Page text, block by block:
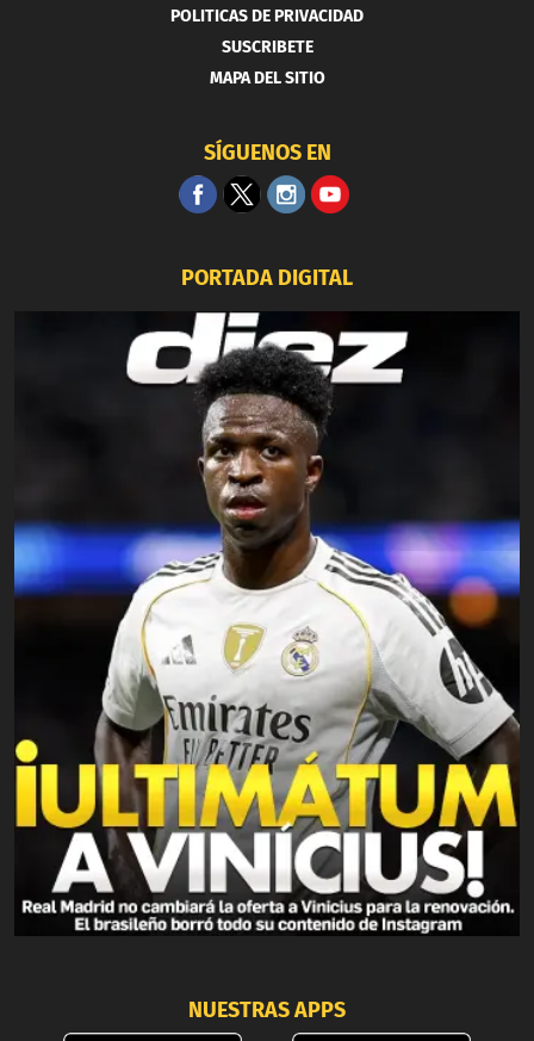
POLITICAS DE PRIVACIDAD
SUSCRIBETE
MAPA DEL SITIO
SÍGUENOS EN
PORTADA DIGITAL
NUESTRAS APPS